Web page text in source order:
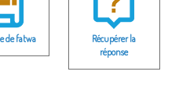
de fatwa
Récupérer la
réponse